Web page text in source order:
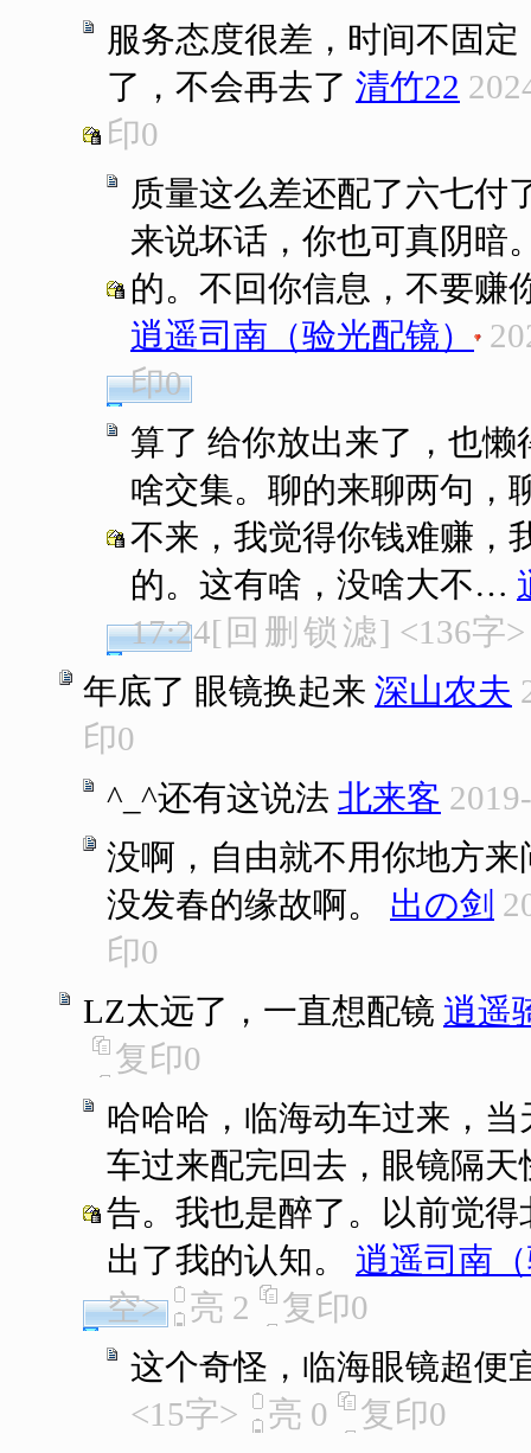
服务态度很差，时间不固
了，不会再去了 清竹22
印0
质量这么差还配了六七付
来说坏话，你也可真阴暗
的。不回你信息，不要赚
逍遥司南（验光配镜）
印0
算了 给你放出来了，也
啥交集。聊的来聊两句，
不来，我觉得你钱难赚，
的。这有啥，没啥大不…
17:24[ 回 删 锁 滤] <136字>
年底了 眼镜换起来 深山农夫
印0
^_^还有这说法 北来客
没啊，自由就不用你地方
没发春的缘故啊。
出の剑
印0
LZ太远了，一直想配镜 逍遥
复印0
哈哈哈，临海动车过来，
车过来配完回去，眼镜隔
告。我也是醉了。以前觉
出了我的认知。
逍遥司南
空> 亮 2 复印0
这个奇怪，临海眼镜超便
<15字>
亮 0 复印0